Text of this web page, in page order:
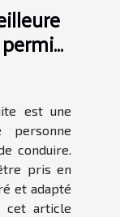
est une
personne
conduire.
pris en
et adapté
cet article